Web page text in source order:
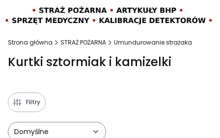
Strona główna STRAŻ POŻARNA Umundurowanie strażaka
Kurtki sztormiak i kamizelki
Filtry
Domyślne